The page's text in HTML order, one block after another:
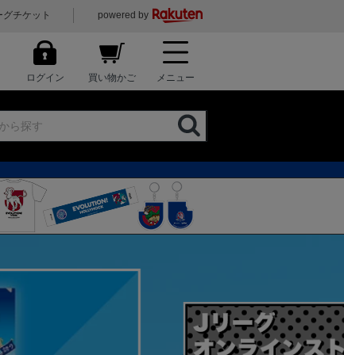
グチケット powered by
ログイン 買い物かご メニュー